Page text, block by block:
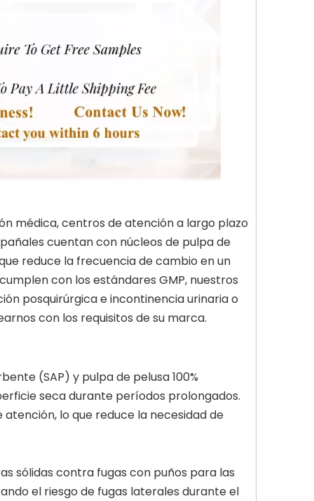
médica, centros de atención a largo plazo
cuentan con núcleos de pulpa de
reduce la frecuencia de cambio en un
con los estándares GMP, nuestros
posquirúrgica e incontinencia urinaria o
con los requisitos de su marca.
(SAP) y pulpa de pelusa 100%
seca durante períodos prolongados.
lo que reduce la necesidad de
sólidas contra fugas con puños para las
el riesgo de fugas laterales durante el